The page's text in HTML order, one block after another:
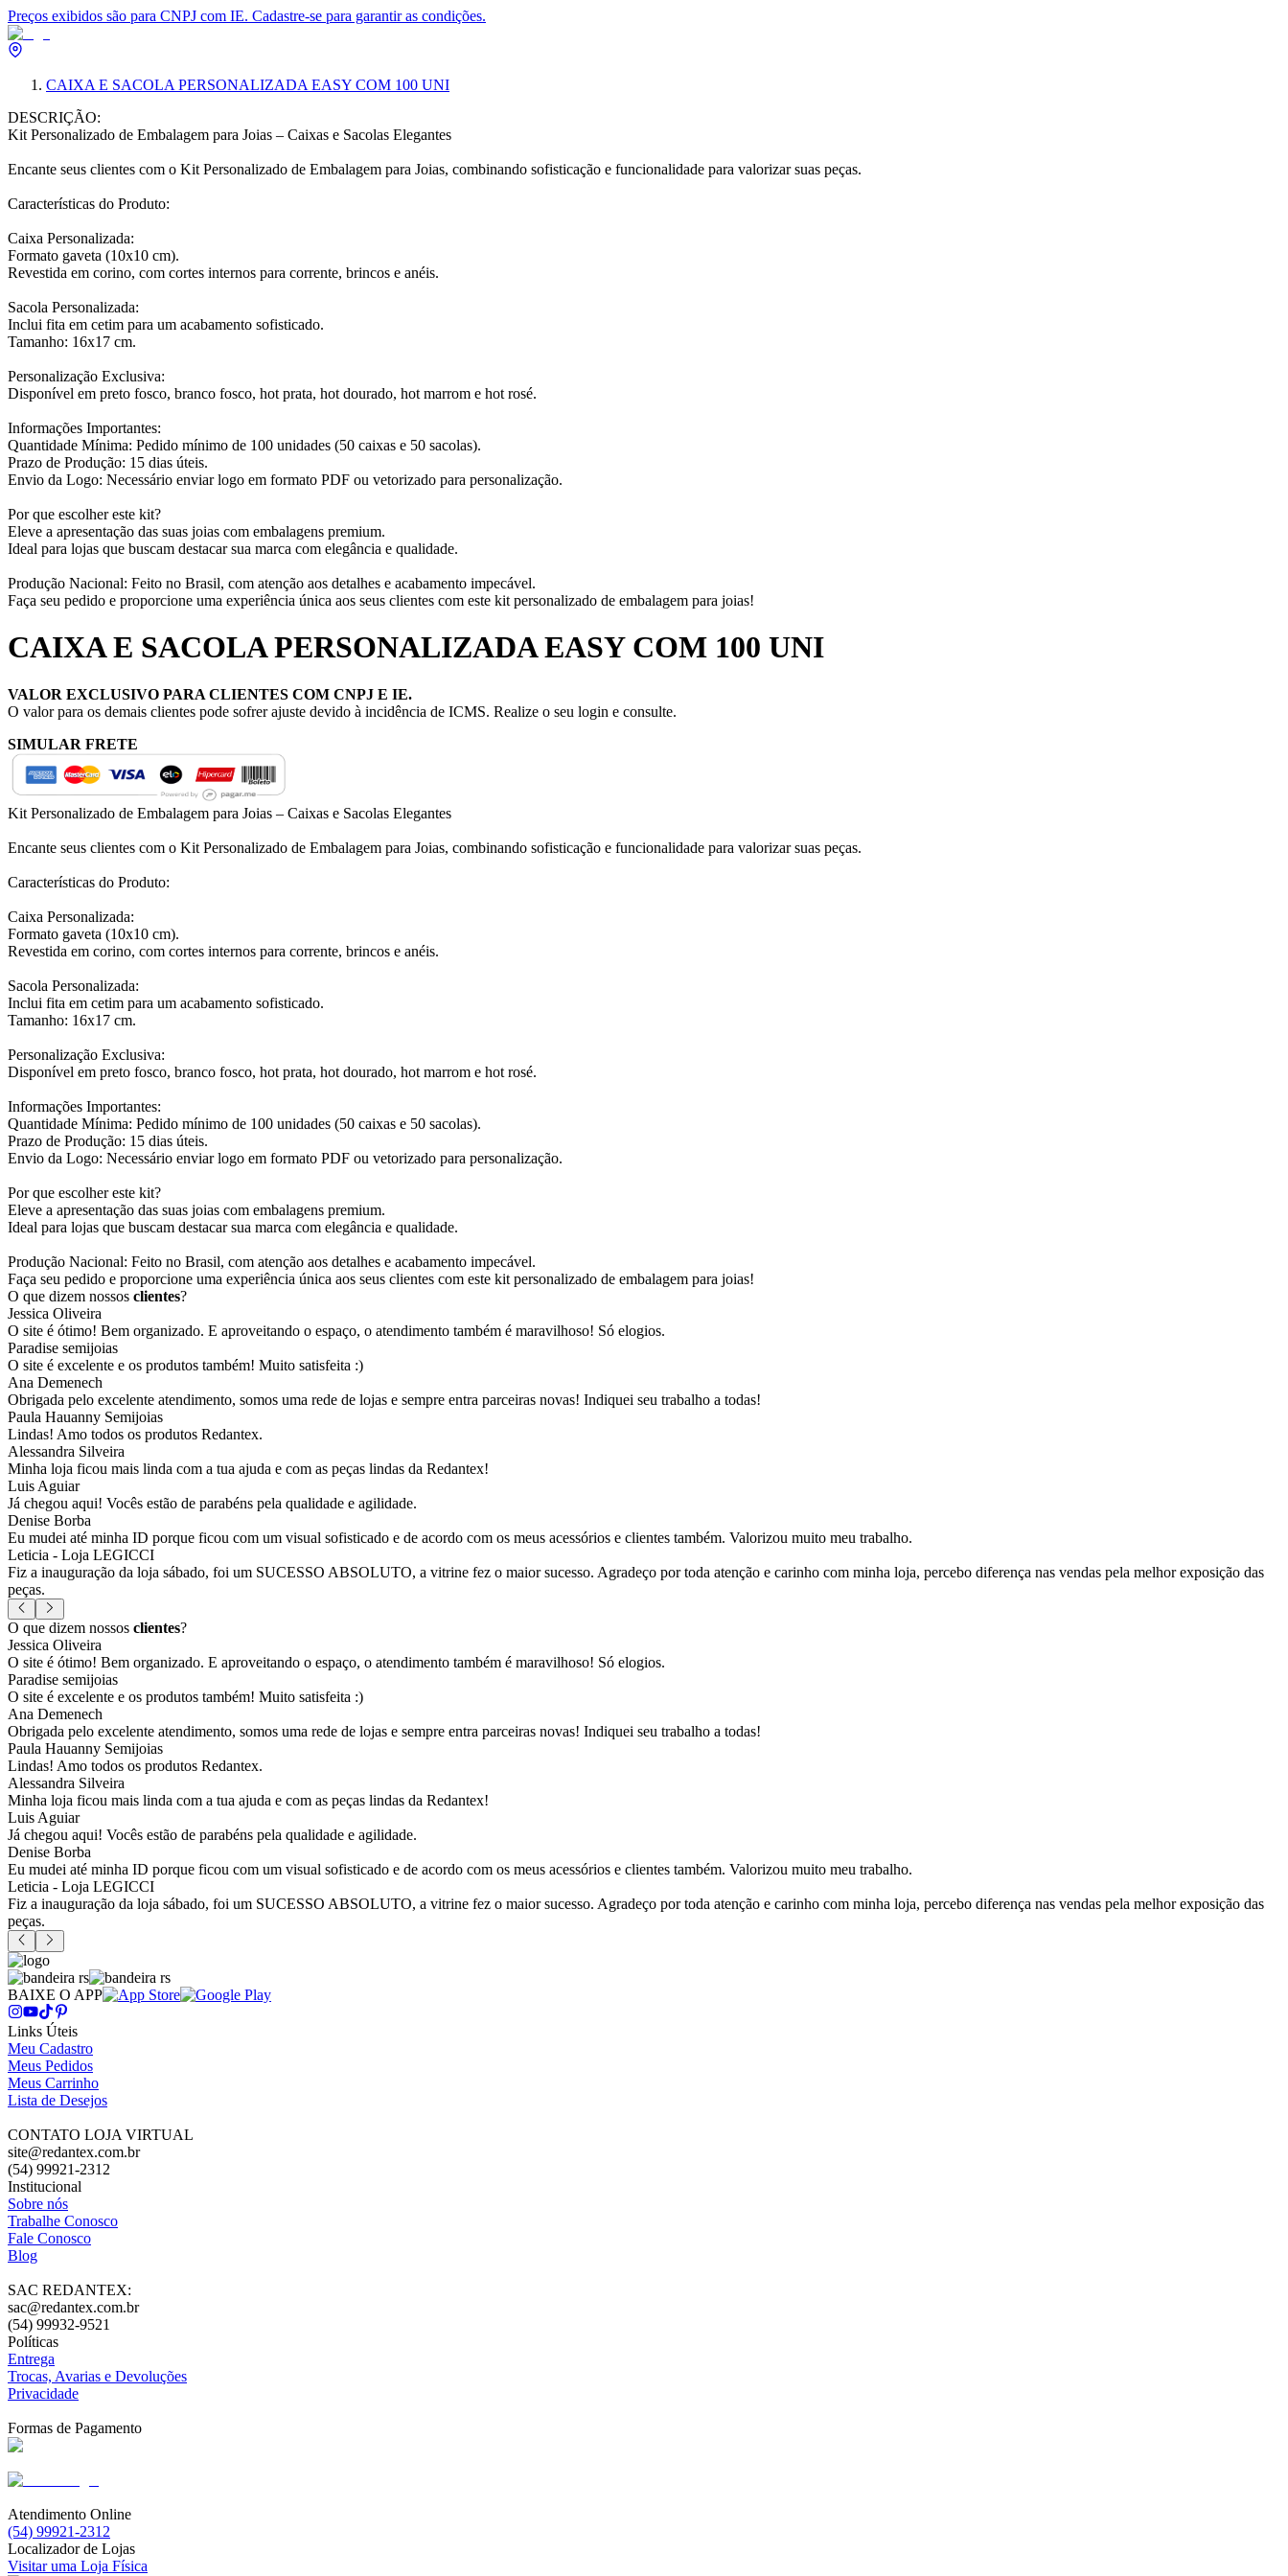
Preços exibidos são para CNPJ com IE. Cadastre-se para garantir as condições.
CAIXA E SACOLA PERSONALIZADA EASY COM 100 UNI
DESCRIÇÃO:
Kit Personalizado de Embalagem para Joias – Caixas e Sacolas Elegantes
Encante seus clientes com o Kit Personalizado de Embalagem para Joias, combinando sofisticação e funcionalidade para valorizar suas peças.
Características do Produto:
Caixa Personalizada:
Formato gaveta (10x10 cm).
Revestida em corino, com cortes internos para corrente, brincos e anéis.
Sacola Personalizada:
Inclui fita em cetim para um acabamento sofisticado.
Tamanho: 16x17 cm.
Personalização Exclusiva:
Disponível em preto fosco, branco fosco, hot prata, hot dourado, hot marrom e hot rosé.
Informações Importantes:
Quantidade Mínima: Pedido mínimo de 100 unidades (50 caixas e 50 sacolas).
Prazo de Produção: 15 dias úteis.
Envio da Logo: Necessário enviar logo em formato PDF ou vetorizado para personalização.
Por que escolher este kit?
Eleve a apresentação das suas joias com embalagens premium.
Ideal para lojas que buscam destacar sua marca com elegância e qualidade.
Produção Nacional: Feito no Brasil, com atenção aos detalhes e acabamento impecável.
Faça seu pedido e proporcione uma experiência única aos seus clientes com este kit personalizado de embalagem para joias!
CAIXA E SACOLA PERSONALIZADA EASY COM 100 UNI
VALOR EXCLUSIVO PARA CLIENTES COM CNPJ E IE.
O valor para os demais clientes pode sofrer ajuste devido à incidência de ICMS. Realize o seu login e consulte.
SIMULAR FRETE
Kit Personalizado de Embalagem para Joias – Caixas e Sacolas Elegantes
Encante seus clientes com o Kit Personalizado de Embalagem para Joias, combinando sofisticação e funcionalidade para valorizar suas peças.
Características do Produto:
Caixa Personalizada:
Formato gaveta (10x10 cm).
Revestida em corino, com cortes internos para corrente, brincos e anéis.
Sacola Personalizada:
Inclui fita em cetim para um acabamento sofisticado.
Tamanho: 16x17 cm.
Personalização Exclusiva:
Disponível em preto fosco, branco fosco, hot prata, hot dourado, hot marrom e hot rosé.
Informações Importantes:
Quantidade Mínima: Pedido mínimo de 100 unidades (50 caixas e 50 sacolas).
Prazo de Produção: 15 dias úteis.
Envio da Logo: Necessário enviar logo em formato PDF ou vetorizado para personalização.
Por que escolher este kit?
Eleve a apresentação das suas joias com embalagens premium.
Ideal para lojas que buscam destacar sua marca com elegância e qualidade.
Produção Nacional: Feito no Brasil, com atenção aos detalhes e acabamento impecável.
Faça seu pedido e proporcione uma experiência única aos seus clientes com este kit personalizado de embalagem para joias!
O que dizem nossos clientes?
Jessica Oliveira
O site é ótimo! Bem organizado. E aproveitando o espaço, o atendimento também é maravilhoso! Só elogios.
Paradise semijoias
O site é excelente e os produtos também! Muito satisfeita :)
Ana Demenech
Obrigada pelo excelente atendimento, somos uma rede de lojas e sempre entra parceiras novas! Indiquei seu trabalho a todas!
Paula Hauanny Semijoias
Lindas! Amo todos os produtos Redantex.
Alessandra Silveira
Minha loja ficou mais linda com a tua ajuda e com as peças lindas da Redantex!
Luis Aguiar
Já chegou aqui! Vocês estão de parabéns pela qualidade e agilidade.
Denise Borba
Eu mudei até minha ID porque ficou com um visual sofisticado e de acordo com os meus acessórios e clientes também. Valorizou muito meu trabalho.
Leticia - Loja LEGICCI
Fiz a inauguração da loja sábado, foi um SUCESSO ABSOLUTO, a vitrine fez o maior sucesso. Agradeço por toda atenção e carinho com minha loja, percebo diferença nas vendas pela melhor exposição das
peças.
O que dizem nossos clientes?
Jessica Oliveira
O site é ótimo! Bem organizado. E aproveitando o espaço, o atendimento também é maravilhoso! Só elogios.
Paradise semijoias
O site é excelente e os produtos também! Muito satisfeita :)
Ana Demenech
Obrigada pelo excelente atendimento, somos uma rede de lojas e sempre entra parceiras novas! Indiquei seu trabalho a todas!
Paula Hauanny Semijoias
Lindas! Amo todos os produtos Redantex.
Alessandra Silveira
Minha loja ficou mais linda com a tua ajuda e com as peças lindas da Redantex!
Luis Aguiar
Já chegou aqui! Vocês estão de parabéns pela qualidade e agilidade.
Denise Borba
Eu mudei até minha ID porque ficou com um visual sofisticado e de acordo com os meus acessórios e clientes também. Valorizou muito meu trabalho.
Leticia - Loja LEGICCI
Fiz a inauguração da loja sábado, foi um SUCESSO ABSOLUTO, a vitrine fez o maior sucesso. Agradeço por toda atenção e carinho com minha loja, percebo diferença nas vendas pela melhor exposição das
peças.
BAIXE O APP
Links Úteis
Meu Cadastro
Meus Pedidos
Meus Carrinho
Lista de Desejos
CONTATO LOJA VIRTUAL
site@redantex.com.br
(54) 99921-2312
Institucional
Sobre nós
Trabalhe Conosco
Fale Conosco
Blog
SAC REDANTEX:
sac@redantex.com.br
(54) 99932-9521
Políticas
Entrega
Trocas, Avarias e Devoluções
Privacidade
Formas de Pagamento
Atendimento Online
(54) 99921-2312
Localizador de Lojas
Visitar uma Loja Física